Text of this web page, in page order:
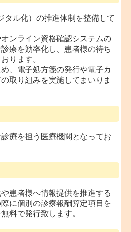
タル化）の推進体制を整備して
ンライン資格確認システムの
療を効率化し、患者様の待ち
ります。
、電子処方箋の発行や電子カ
取り組みを実施してまいりま
療を担う医療機関となってお
患者様へ情報提供を推進する
に個別の診療報酬算定項目を
料で発行致します。